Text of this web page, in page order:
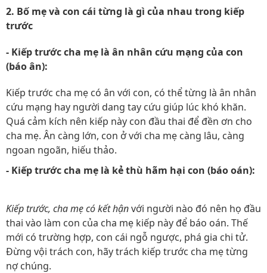
2. Bố mẹ và con cái từng là gì của nhau trong kiếp
trước
- Kiếp trước cha mẹ là ân nhân cứu mạng của con
(báo ân):
Kiếp trước cha mẹ có ân với con, có thể từng là ân nhân
cứu mạng hay người dang tay cứu giúp lúc khó khăn.
Quá cảm kích nên kiếp này con đầu thai để đền ơn cho
cha mẹ. Ân càng lớn, con ở với cha mẹ càng lâu, càng
ngoan ngoãn, hiếu thảo.
- Kiếp trước cha mẹ là kẻ thù hãm hại con (báo oán):
Kiếp trước, cha mẹ có kết hậnvới người nào đó nên họ đầu
thai vào làm con của cha mẹ kiếp này để báo oán. Thế
mới có trường hợp, con cái ngỗ ngược, phá gia chi tử.
Đừng vội trách con, hãy trách kiếp trước cha mẹ từng
nợ chúng.